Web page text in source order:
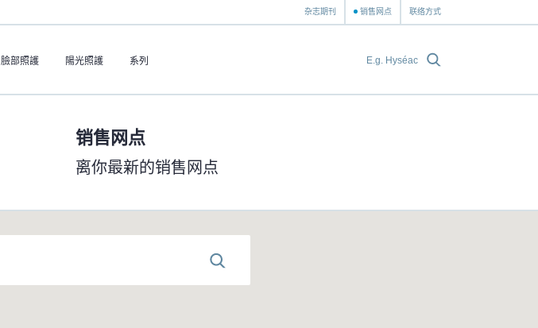
杂志期刊 销售网点 联络方式
臉部照護 陽光照護 系列
销售网点
离你最新的销售网点